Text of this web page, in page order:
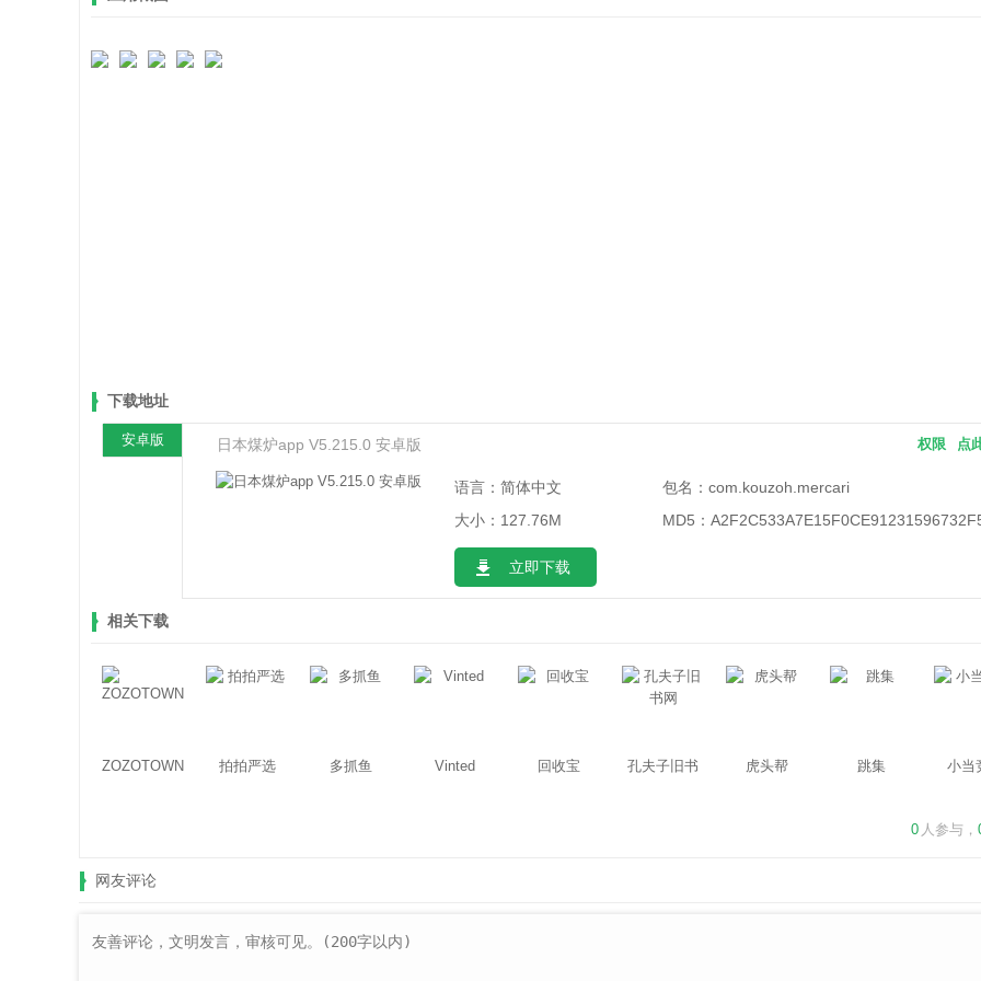
下载地址
安卓版 日本煤炉app V5.215.0 安卓版 点
权限
语言：简体中文
大小：127.76M
立即下载
包名： com.kouzoh.mercari
MD5：
相关下载
ZOZOTOWN 拍拍严选 多抓鱼 Vinted 回收宝
孔夫子旧书
虎头帮 跳集 小当
0 人参与，
网友评论